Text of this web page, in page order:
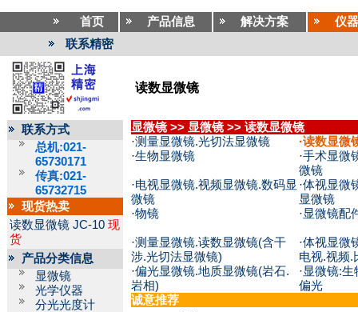
首页 产品信息 解决方案
仪
联系精密
读数显微镜
联系方式
总机:021-
65730171
传真:021-
65732715
现货热卖
读数显微镜 JC-10 现
货
产品分类信息
显微镜
光学仪器
分光光度计
显微镜 >> 显微镜 >> 读数显微镜
·测量显微镜.光切法显微镜 ·读数显微
·生物显微镜 ·手术显微
微镜
·电视显微镜.视频显微镜.数码显
微镜
·体视显微
显微镜
·物镜 ·显微镜配
·测量显微镜.读数显微镜(含干
涉.光切法显微镜)
·体视显微
电视.视频.
·偏光显微镜.地质显微镜(岩石.
岩相)
·显微镜:生
偏光
诚意推荐